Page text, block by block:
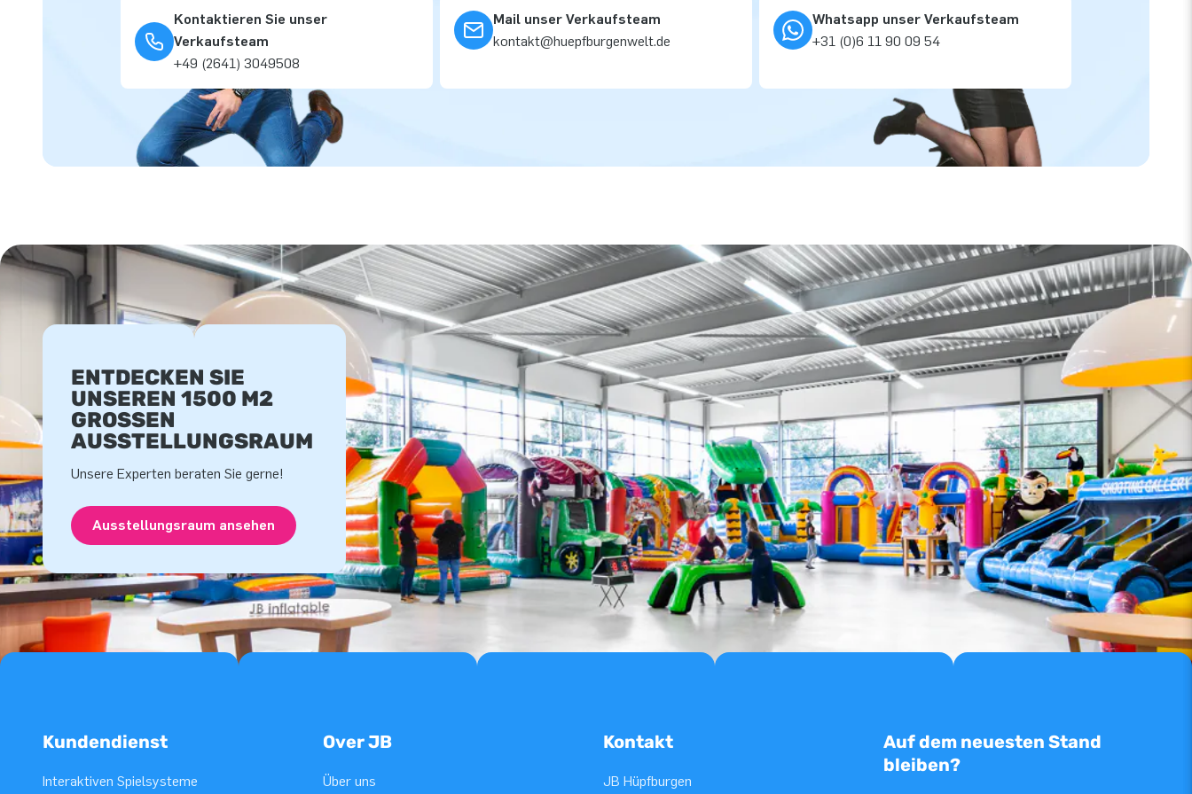
Kontaktieren Sie unser
Verkaufsteam
+49 (2641) 3049508
Mail unser Verkaufsteam
kontakt@huepfburgenwelt.de
Whatsapp unser Verkaufsteam
+31 (0)6 11 90 09 54
ENTDECKEN SIE
UNSEREN 1500 M2
GROSSEN A
USSTELLUNGSRAUM
Unsere Experten beraten Sie gerne!
Ausstellungsraum ansehen
Kundendienst
Interaktiven Spielsysteme
Over JB
Über uns
Kontakt
JB Hüpfburgen
Auf dem neuesten Stand
bleiben?